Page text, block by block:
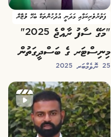
ފަތުރުވެރިކަމާއި މަދަނީ އުދުހުންތަކާ ބެހޭ ވުޒާރާ
"މަގޭ ސާފު ރާއްޖެ 2025"
މިނިސްޓަރ ގެ ބަސްދީގަތުން
25 ނޮވެމްބަރ 2025